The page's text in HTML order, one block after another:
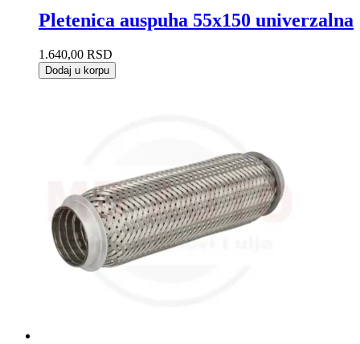
Pletenica auspuha 55x150 univerzalna
1.640,00 RSD
Dodaj u korpu